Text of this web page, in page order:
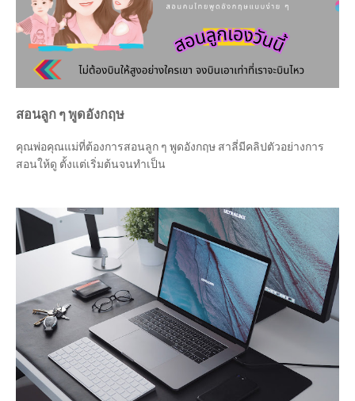
สอนลูก ๆ พูดอังกฤษ
คุณพ่อคุณแม่ที่ต้องการสอนลูก ๆ พูดอังกฤษ สาลี่มีคลิปตัวอย่างการ
สอนให้ดู ตั้งแต่เริ่มต้นจนทำเป็น